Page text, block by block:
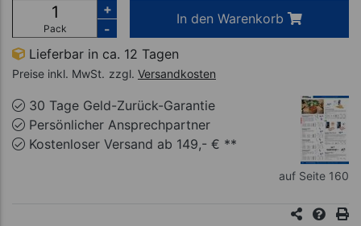
Pack
+
-
In den Warenkorb
Lieferbar in ca. 12 Tagen
Preise inkl. MwSt. zzgl. Versandkosten
30 Tage Geld-Zurück-Garantie
Persönlicher Ansprechpartner
Kostenloser Versand ab 149,- € **
auf Seite 160